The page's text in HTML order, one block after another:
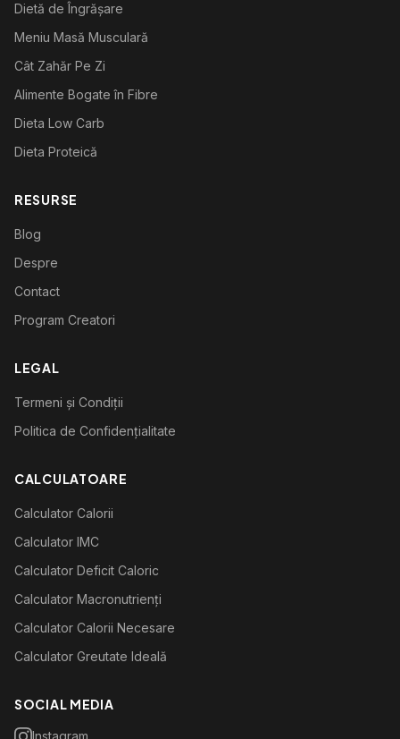
Dietă de Îngrășare
Meniu Masă Musculară
Cât Zahăr Pe Zi
Alimente Bogate în Fibre
Dieta Low Carb
Dieta Proteică
RESURSE
Blog
Despre
Contact
Program Creatori
LEGAL
Termeni și Condiții
Politica de Confidențialitate
CALCULATOARE
Calculator Calorii
Calculator IMC
Calculator Deficit Caloric
Calculator Macronutrienți
Calculator Calorii Necesare
Calculator Greutate Ideală
SOCIAL MEDIA
Instagram